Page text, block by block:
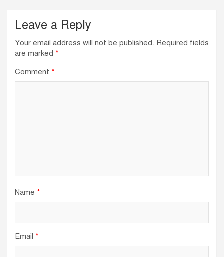
Leave a Reply
Your email address will not be published. Required fields
are marked *
Comment *
Name *
Email *